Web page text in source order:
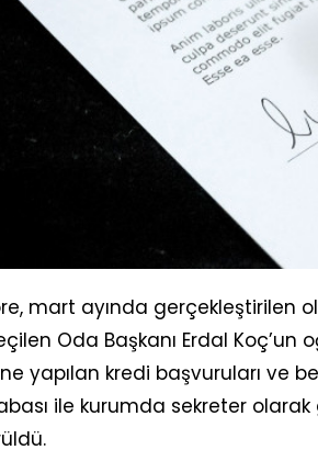
mart ayında gerçekleştirilen
Oda Başkanı Erdal Koç’un
yapılan kredi başvuruları ve
ile kurumda sekreter olarak